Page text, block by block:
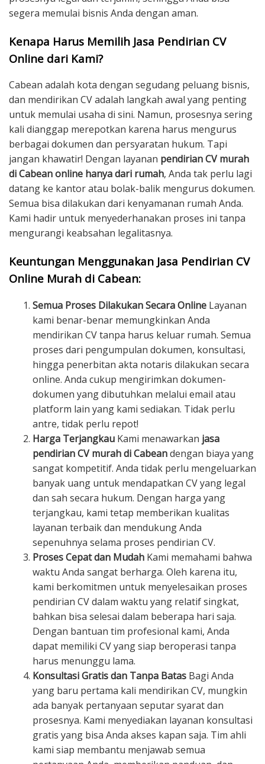
segera memulai bisnis Anda dengan aman.
Kenapa Harus Memilih Jasa Pendirian CV
Online dari Kami?
Cabean adalah kota dengan segudang peluang bisnis,
dan mendirikan CV adalah langkah awal yang penting
untuk memulai usaha di sini. Namun, prosesnya sering
kali dianggap merepotkan karena harus mengurus
berbagai dokumen dan persyaratan hukum. Tapi
jangan khawatir! Dengan layanan pendirian CV murah
di Cabean online hanya dari rumah, Anda tak perlu lagi
datang ke kantor atau bolak-balik mengurus dokumen.
Semua bisa dilakukan dari kenyamanan rumah Anda.
Kami hadir untuk menyederhanakan proses ini tanpa
mengurangi keabsahan legalitasnya.
Keuntungan Menggunakan Jasa Pendirian CV
Online Murah di Cabean:
Semua Proses Dilakukan Secara Online Layanan
kami benar-benar memungkinkan Anda
mendirikan CV tanpa harus keluar rumah. Semua
proses dari pengumpulan dokumen, konsultasi,
hingga penerbitan akta notaris dilakukan secara
online. Anda cukup mengirimkan dokumen-
dokumen yang dibutuhkan melalui email atau
platform lain yang kami sediakan. Tidak perlu
antre, tidak perlu repot!
Harga Terjangkau Kami menawarkan jasa
pendirian CV murah di Cabeandengan biaya yang
sangat kompetitif. Anda tidak perlu mengeluarkan
banyak uang untuk mendapatkan CV yang legal
dan sah secara hukum. Dengan harga yang
terjangkau, kami tetap memberikan kualitas
layanan terbaik dan mendukung Anda
sepenuhnya selama proses pendirian CV.
Proses Cepat dan Mudah Kami memahami bahwa
waktu Anda sangat berharga. Oleh karena itu,
kami berkomitmen untuk menyelesaikan proses
pendirian CV dalam waktu yang relatif singkat,
bahkan bisa selesai dalam beberapa hari saja.
Dengan bantuan tim profesional kami, Anda
dapat memiliki CV yang siap beroperasi tanpa
harus menunggu lama.
Konsultasi Gratis dan Tanpa Batas Bagi Anda
yang baru pertama kali mendirikan CV, mungkin
ada banyak pertanyaan seputar syarat dan
prosesnya. Kami menyediakan layanan konsultasi
gratis yang bisa Anda akses kapan saja. Tim ahli
kami siap membantu menjawab semua